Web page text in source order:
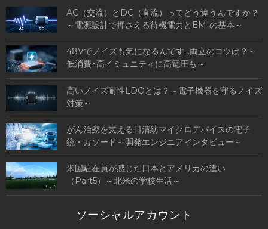
AC（交流）とDC（直流）ってどう違うんですか？
～電源設計で押さえる待機電力とEMIの基本～
48Vでノイズも気になるんです…両立のコツは？～
低消費×高イミュニティに高電圧も～
高いノイズ耐性LDOとは？～電子機器を守るノイズ
対策～
がん治療を支える日清紡マイクロデバイスの電子
銃・カソード～開発エンジニアインタビュー～
米国駐在員が感じた日本とアメリカの違い
（Part5）～北米の学校生活～
ソーシャルアカウント